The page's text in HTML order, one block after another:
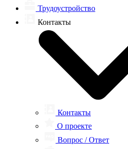
Трудоустройство
Контакты
Контакты
О проекте
Вопрос / Ответ